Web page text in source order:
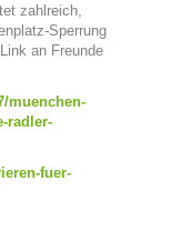
zahlreich,
Sperrung
an Freunde
muenchen-
radler-
fuer-